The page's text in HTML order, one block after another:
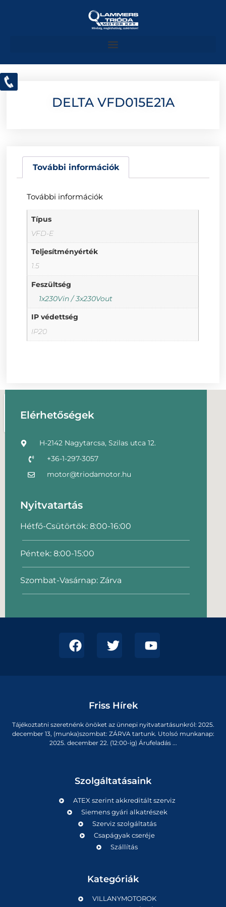
DELTA VFD015E21A
További információk
További információk
Típus
VFD-E
Teljesítményérték
1.5
Feszültség
1x230Vin / 3x230Vout
IP védettség
IP20
Elérhetőségek
H-2142 Nagytarcsa, Szilas utca 12.
+36-1-297-3057
motor@triodamotor.hu
Nyitvatartás
Hétfő-Csütörtök: 8:00-16:00
Péntek: 8:00-15:00
Szombat-Vasárnap: Zárva
Friss Hírek
Tájékoztatni szeretnénk önöket az ünnepi nyitvatartásunkról: 2025.
december 13, (munka)szombat: ZÁRVA tartunk. Utolsó munkanap:
2025. december 22. (12:00-ig) Árufeladás ...
Szolgáltatásaink
ATEX szerint akkreditált szerviz
Siemens gyári alkatrészek
Szerviz szolgáltatás
Csapágyak cseréje
Szállítás
Kategóriák
VILLANYMOTOROK